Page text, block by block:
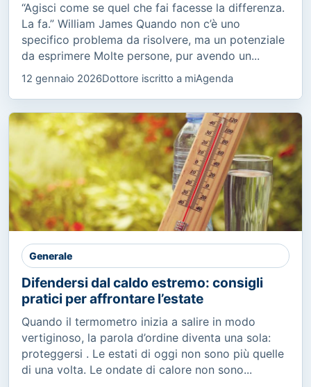
“Agisci come se quel che fai facesse la differenza.
La fa.” William James Quando non c’è uno
specifico problema da risolvere, ma un potenziale
da esprimere Molte persone, pur avendo un...
12 gennaio 2026Dottore iscritto a miAgenda
Generale
Difendersi dal caldo estremo: consigli
pratici per affrontare l’estate
Quando il termometro inizia a salire in modo
vertiginoso, la parola d’ordine diventa una sola:
proteggersi . Le estati di oggi non sono più quelle
di una volta. Le ondate di calore non sono...